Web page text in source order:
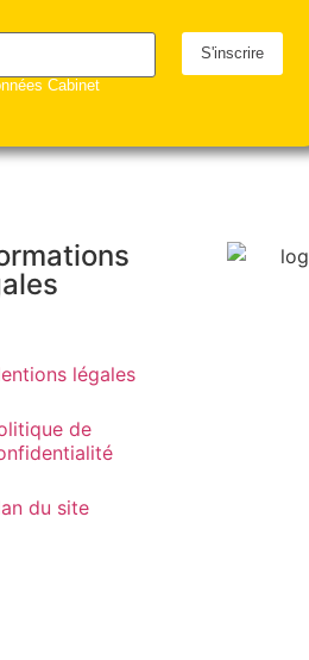
Cabinet
S'inscrire
légales
de
du site